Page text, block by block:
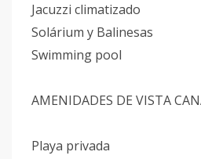
Jacuzzi climatizado
Solárium y Balinesas
Swimming pool
AMENIDADES DE VISTA
Playa privada